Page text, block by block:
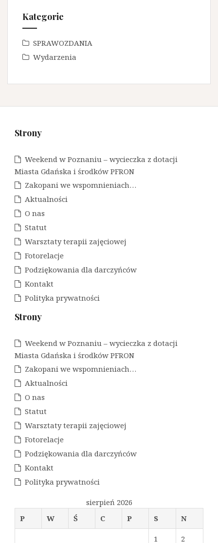
Kategorie
SPRAWOZDANIA
Wydarzenia
Strony
Weekend w Poznaniu – wycieczka z dotacji
Miasta Gdańska i środków PFRON
Zakopani we wspomnieniach…
Aktualności
O nas
Statut
Warsztaty terapii zajęciowej
Fotorelacje
Podziękowania dla darczyńców
Kontakt
Polityka prywatności
Strony
Weekend w Poznaniu – wycieczka z dotacji
Miasta Gdańska i środków PFRON
Zakopani we wspomnieniach…
Aktualności
O nas
Statut
Warsztaty terapii zajęciowej
Fotorelacje
Podziękowania dla darczyńców
Kontakt
Polityka prywatności
sierpień 2026
P
W Ś C P S N
1 2